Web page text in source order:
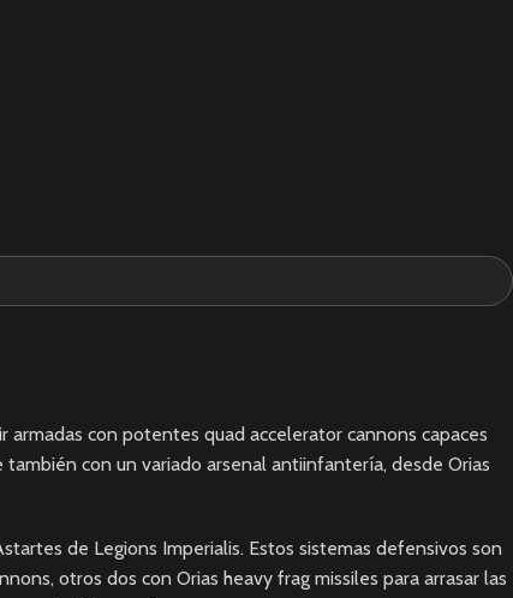
con potentes quad accelerator cannons capaces
con un variado arsenal antiinfantería, desde Orias
de Legions Imperialis. Estos sistemas defensivos son
otros dos con Orias heavy frag missiles para arrasar las